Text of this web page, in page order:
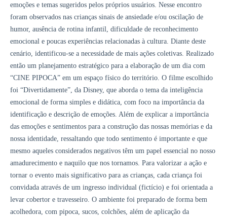
emoções e temas sugeridos pelos próprios usuários. Nesse encontro
foram observados nas crianças sinais de ansiedade e/ou oscilação de
humor, ausência de rotina infantil, dificuldade de reconhecimento
emocional e poucas experiências relacionadas à cultura. Diante deste
cenário, identificou-se a necessidade de mais ações coletivas. Realizado
então um planejamento estratégico para a elaboração de um dia com
“CINE PIPOCA” em um espaço físico do território. O filme escolhido
foi “Divertidamente”, da Disney, que aborda o tema da inteligência
emocional de forma simples e didática, com foco na importância da
identificação e descrição de emoções. Além de explicar a importância
das emoções e sentimentos para a construção das nossas memórias e da
nossa identidade, ressaltando que todo sentimento é importante e que
mesmo aqueles considerados negativos têm um papel essencial no nosso
amadurecimento e naquilo que nos tornamos. Para valorizar a ação e
tornar o evento mais significativo para as crianças, cada criança foi
convidada através de um ingresso individual (fictício) e foi orientada a
levar cobertor e travesseiro. O ambiente foi preparado de forma bem
acolhedora, com pipoca, sucos, colchões, além de aplicação da